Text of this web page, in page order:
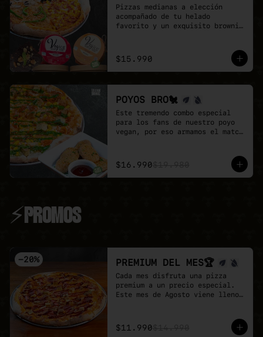
Pizzas medianas a elección
acompañado de tu helado
favorito y un exquisito brownie
pizza mediana a familiar!
$15.990
POYOS BRO🐔
Este tremendo combo especial
para los fans de nuestro poyo
vegan, por eso armamos el match
elección + porción de Poyo
Tender + salsa buffalo + salsa
BBQ.
$16.990
⚡PROMOS
-20% PREMIUM DEL MES🏆
Cada mes disfruta una pizza
premium a un precio especial.
Este mes de Agosto viene lleno
- Poyo tender, carne mex,
salchicha, pepperoni y un toque
$11.990